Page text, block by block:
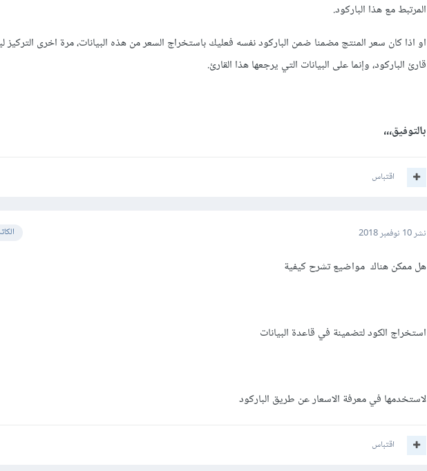
المرتبط مع هذا الباركود.
او اذا كان سعر المنتج مضمنا ضمن الباركود نفسه فعليك باستخراج السعر من هذه البيانات، مرة اخرى
قارئ الباركود، وإنما على البيانات التي يرجعها هذا القارئ.
بالتوفيق،،،
اقتباس
نشر10 نوفمبر 2018
هل ممكن هناك مواضيع تشرح كيفية
استخراج الكود لتضمينة في قاعدة البيانات
لاستخدمها في معرفة الاسعار عن طريق الباركود
اقتباس